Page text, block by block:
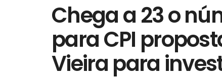
Chega a 23 o
para CPI
Vieira para